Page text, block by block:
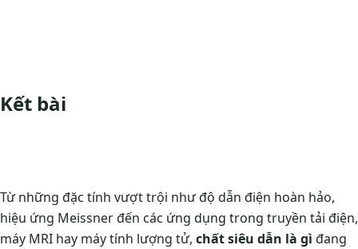
Kết bài
Từ những đặc tính vượt trội như độ dẫn điện hoàn hảo,
hiệu ứng Meissner đến các ứng dụng trong truyền tải điện,
máy MRI hay máy tính lượng tử, chất siêu dẫn là gì đang